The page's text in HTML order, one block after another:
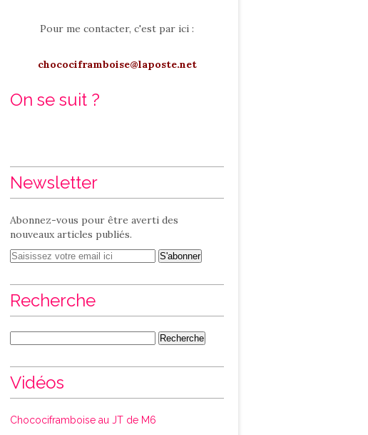
Pour me contacter, c'est par ici :
chocociframboise@laposte.net
On se suit ?
Newsletter
Abonnez-vous pour être averti des
nouveaux articles publiés.
Recherche
Vidéos
Chocociframboise au JT de M6